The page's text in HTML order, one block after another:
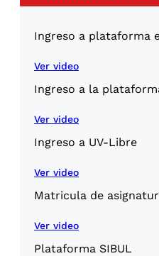
Ingreso a plataforma
Ver video
Ingreso a la
Ver video
Ingreso a UV-Libre
Ver video
Matricula de
Ver video
Plataforma SIBUL